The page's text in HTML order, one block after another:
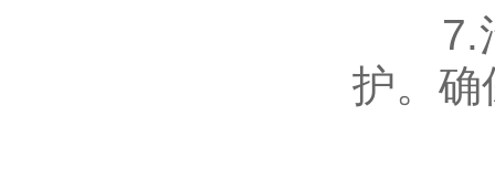
7.清
护。确